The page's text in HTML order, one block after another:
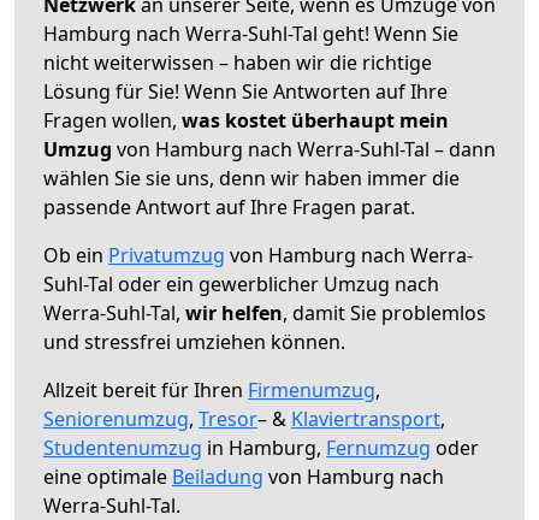
Hamburg nach Werra-Suhl-Tal geht! Wenn Sie
nicht weiterwissen – haben wir die richtige
Lösung für Sie! Wenn Sie Antworten auf Ihre
Fragen wollen, was kostet überhaupt mein
Umzug von Hamburg nach Werra-Suhl-Tal – dann
wählen Sie sie uns, denn wir haben immer die
passende Antwort auf Ihre Fragen parat.
Ob ein Privatumzug von Hamburg nach Werra-
Suhl-Tal oder ein gewerblicher Umzug nach
Werra-Suhl-Tal, wir helfen, damit Sie problemlos
und stressfrei umziehen können.
Allzeit bereit für Ihren Firmenumzug,
Seniorenumzug, Tresor– & Klaviertransport,
Studentenumzug in Hamburg, Fernumzug oder
eine optimale Beiladung von Hamburg nach
Werra-Suhl-Tal.